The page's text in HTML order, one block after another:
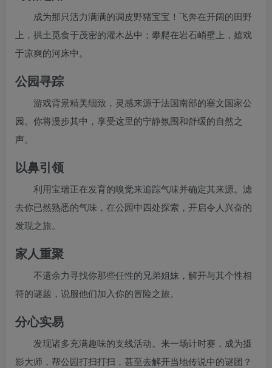
成为那只活力满满的调皮野猪宝宝！飞奔在开阔的田野
上，拱土觅食于茂密的灌木丛中；攀爬在岩石峭壁上，嬉戏
于凉爽的河床中。
公园寻踪
游戏背景精美细致，灵感来源于法国南部的塞文国家公
园。你将漫步其中，享受这里的宁静氛围和舒缓的自然之
声。
以鼻引领
利用宝瑞正在发育的嗅觉来追踪气味并确定其来源。滤
去你已然熟悉的气味，在公园中四处探索，开启令人兴奋的
发现之旅。
家人重聚
不遗余力寻找你那些任性的兄弟姐妹，解开与其个性相
符的谜题，说服他们加入你的冒险之旅。
分心实易
发现诸多充满趣味的支线活动。来一场计时赛，成为摄
影大师，帮公园打扫打扫，甚至去解开当地传说中的谜团？